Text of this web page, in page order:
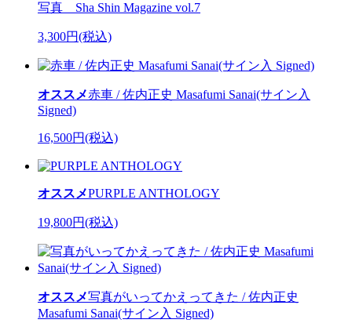
写真 Sha Shin Magazine vol.7
3,300円(税込)
オススメ赤車 / 佐内正史 Masafumi Sanai(サイン入
Signed)
16,500円(税込)
オススメPURPLE ANTHOLOGY
19,800円(税込)
オススメ写真がいってかえってきた / 佐内正史
Masafumi Sanai(サイン入 Signed)